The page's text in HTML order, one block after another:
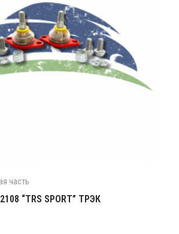
часть
“TRS SPORT” ТРЭК